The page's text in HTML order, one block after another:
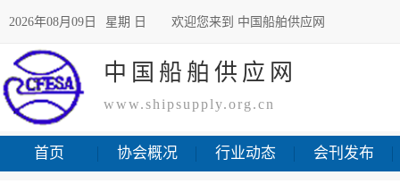
2026年08月09日 星期 日 欢迎您来到 中国船舶供应网
中国船舶供应网
www.shipsupply.org.cn
首页 协会概况 行业动态 会刊发布